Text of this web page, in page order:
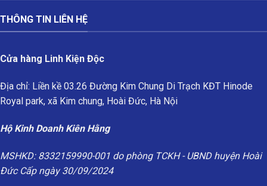
THÔNG TIN LIÊN HỆ
Cửa hàng Linh Kiện Độc
Địa chỉ: Liền kề 03.26 Đường Kim Chung Di Trạch KĐT Hinode
Royal park, xã Kim chung, Hoài Đức, Hà Nội
Hộ Kinh Doanh Kiên Hằng
MSHKD: 8332159990-001 do phòng TCKH - UBND huyện Hoài
Đức Cấp ngày 30/09/2024